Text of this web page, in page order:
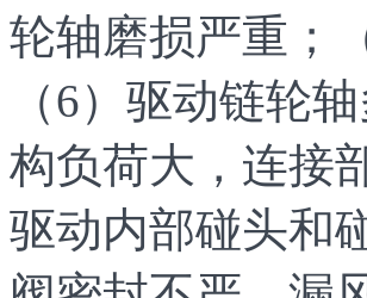
轮轴磨损严重；
（6）驱动链轮
构负荷大，连接
驱动内部碰头和